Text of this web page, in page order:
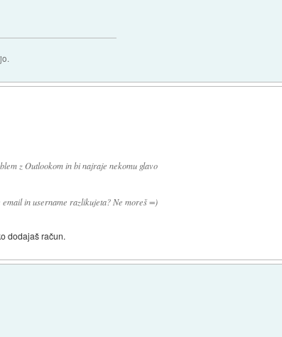
z Outlookom in bi najraje nekomu glavo
in username razlikujeta? Ne moreš =)
dodajaš račun.